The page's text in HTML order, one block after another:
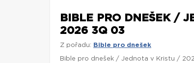
BIBLE PRO DNEŠEK /
2026 3Q 03
Z pořadu: Bible pro dnešek
Bible pro dnešek / Jednota v Kristu /